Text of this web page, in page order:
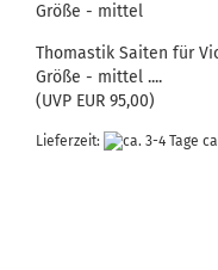
Größe - mittel
Thomastik Saiten für
Größe - mittel ....
(UVP EUR 95,00)
Lieferzeit: